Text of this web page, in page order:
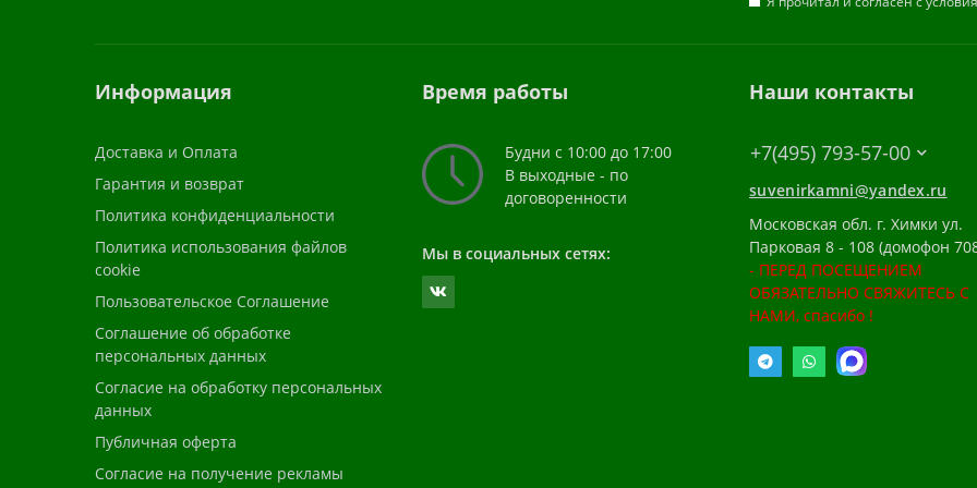
Информация
Доставка и Оплата
Гарантия и возврат
Политика конфиденциальности
Политика использования файлов
cookie
Пользовательское Соглашение
Соглашение об обработке
персональных данных
Согласие на обработку персональных
данных
Публичная оферта
Согласие на получение рекламы
Время работы
Будни с 10:00 до 17:00
В выходные - по
договоренности
Мы в социальных сетях:
Наши контакты
+7(495) 793-57-00
suvenirkamni@yandex.ru
Московская обл. г. Химки ул.
Парковая 8 - 108 (домофон
- ПЕРЕД ПОСЕЩЕНИЕМ
ОБЯЗАТЕЛЬНО СВЯЖИТЕСЬ С
НАМИ, спасибо !